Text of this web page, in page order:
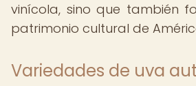
vinícola, sino que también
patrimonio cultural de
Variedades de uva